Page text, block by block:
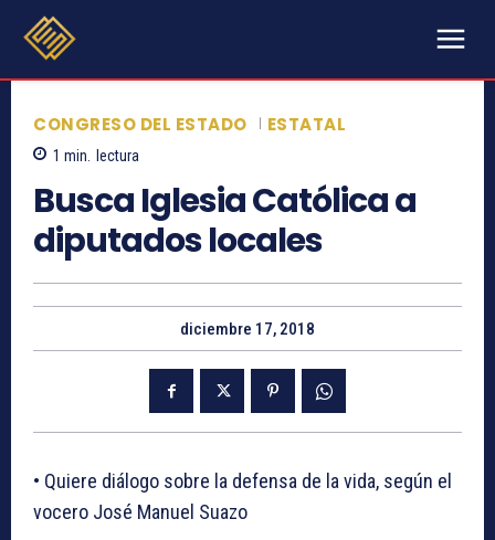
CONGRESO DEL ESTADO ESTATAL
1 min. lectura
Busca Iglesia Católica a
diputados locales
diciembre 17, 2018
• Quiere diálogo sobre la defensa de la vida, según el
vocero José Manuel Suazo